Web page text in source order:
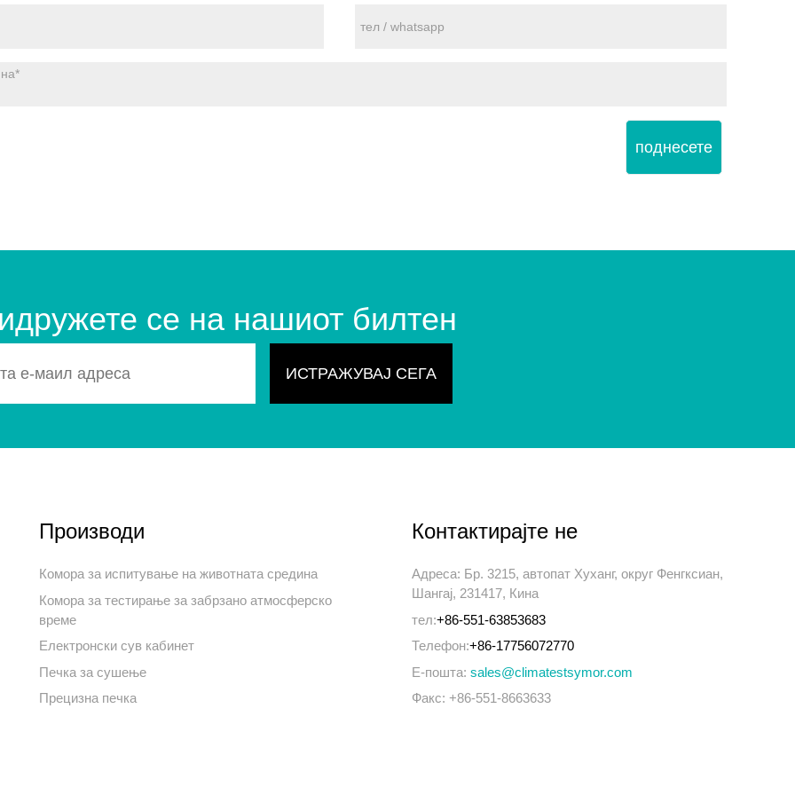
поднесете
се на нашиот билтен
Производи
Комора за испитување на животната средина
Комора за тестирање за забрзано атмосферско
време
Електронски сув кабинет
Печка за сушење
Прецизна печка
Контактирајте не
Адреса: Бр. 3215, автопат Хуханг, округ Фенгксиан,
Шангај, 231417, Кина
тел:+86-551-63853683
Телефон:+86-17756072770
Е-пошта: sales@climatestsymor.com
Факс: +86-551-8663633